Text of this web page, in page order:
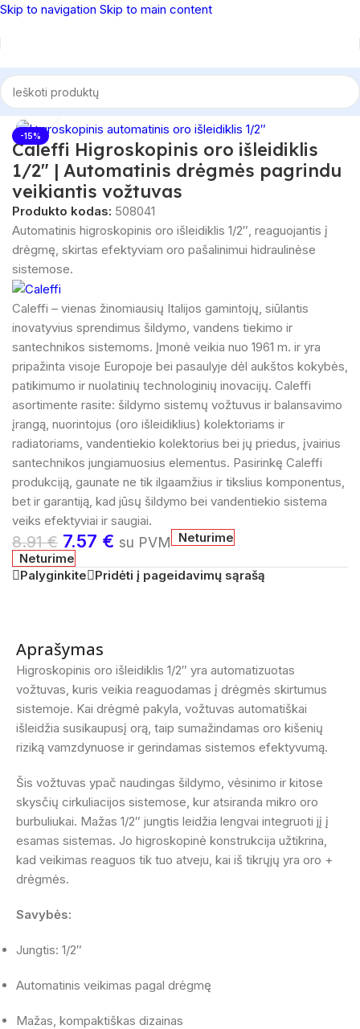
Skip to navigation Skip to main content
/Santechninė montažinė armatūra/Nuorintojai (oro išleidikliai)
-15%
Spustelėkite, norėdami padidinti
Caleffi Higroskopinis oro išleidiklis
1/2″ | Automatinis drėgmės pagrindu
veikiantis vožtuvas
Produkto kodas: 508041
Automatinis higroskopinis oro išleidiklis 1/2″, reaguojantis į
drėgmę, skirtas efektyviam oro pašalinimui hidraulinėse
sistemose.
Caleffi – vienas žinomiausių Italijos gamintojų, siūlantis
inovatyvius sprendimus šildymo, vandens tiekimo ir
santechnikos sistemoms. Įmonė veikia nuo 1961 m. ir yra
pripažinta visoje Europoje bei pasaulyje dėl aukštos kokybės,
patikimumo ir nuolatinių technologinių inovacijų. Caleffi
asortimente rasite: šildymo sistemų vožtuvus ir balansavimo
įrangą, nuorintojus (oro išleidiklius) kolektoriams ir
radiatoriams, vandentiekio kolektorius bei jų priedus, įvairius
santechnikos jungiamuosius elementus. Pasirinkę Caleffi
produkciją, gaunate ne tik ilgaamžius ir tikslius komponentus,
bet ir garantiją, kad jūsų šildymo bei vandentiekio sistema
veiks efektyviai ir saugiai.
8.91€ 7.57 € su PVM
Neturime
Neturime
Palyginkite
Pridėti į pageidavimų sąrašą
Aprašymas
Higroskopinis oro išleidiklis 1/2″ yra automatizuotas
vožtuvas, kuris veikia reaguodamas į drėgmės skirtumus
sistemoje. Kai drėgmė pakyla, vožtuvas automatiškai
išleidžia susikaupusį orą, taip sumažindamas oro kišenių
riziką vamzdynuose ir gerindamas sistemos efektyvumą.
Šis vožtuvas ypač naudingas šildymo, vėsinimo ir kitose
skysčių cirkuliacijos sistemose, kur atsiranda mikro oro
burbuliukai. Mažas 1/2″ jungtis leidžia lengvai integruoti jį į
esamas sistemas. Jo higroskopinė konstrukcija užtikrina,
kad veikimas reaguos tik tuo atveju, kai iš tikrųjų yra oro +
drėgmės.
Savybės:
Jungtis: 1/2″
Automatinis veikimas pagal drėgmę
Mažas, kompaktiškas dizainas